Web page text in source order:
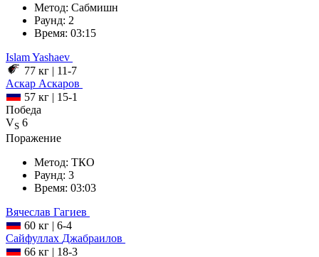
Метод: Сабмишн
Раунд: 2
Время: 03:15
IslamYashaev
77 кг | 11-7
Аскар Аскаров
57 кг | 15-1
Победа
VS 6
Поражение
Метод: ТКО
Раунд: 3
Время: 03:03
Вячеслав Гагиев
60 кг | 6-4
Сайфуллах Джабраилов
66 кг | 18-3